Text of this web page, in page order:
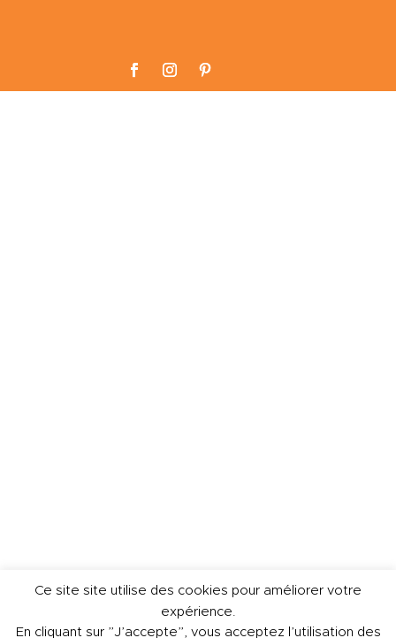
Ce site site utilise des cookies pour améliorer votre
expérience.
En cliquant sur ”J’accepte”, vous acceptez l’utilisation des